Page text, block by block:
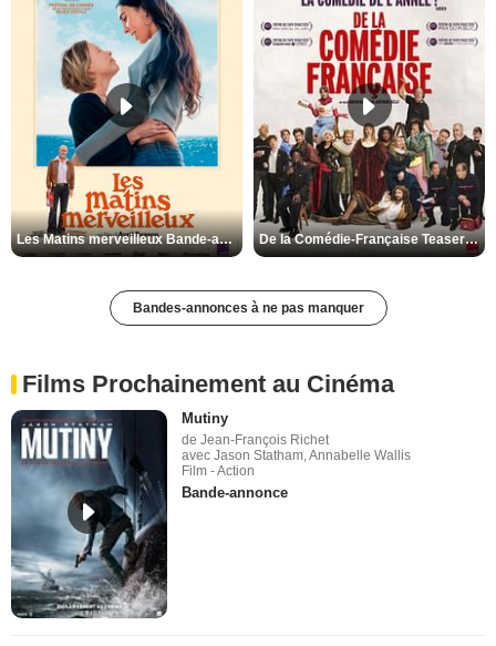
Les Matins merveilleux Bande-annonce VF De la Comédie-Française Teaser VF
Bandes-annonces à ne pas manquer
Films Prochainement au Cinéma
Mutiny
de Jean-François Richet
avec Jason Statham, Annabelle Wallis
Film - Action
Bande-annonce